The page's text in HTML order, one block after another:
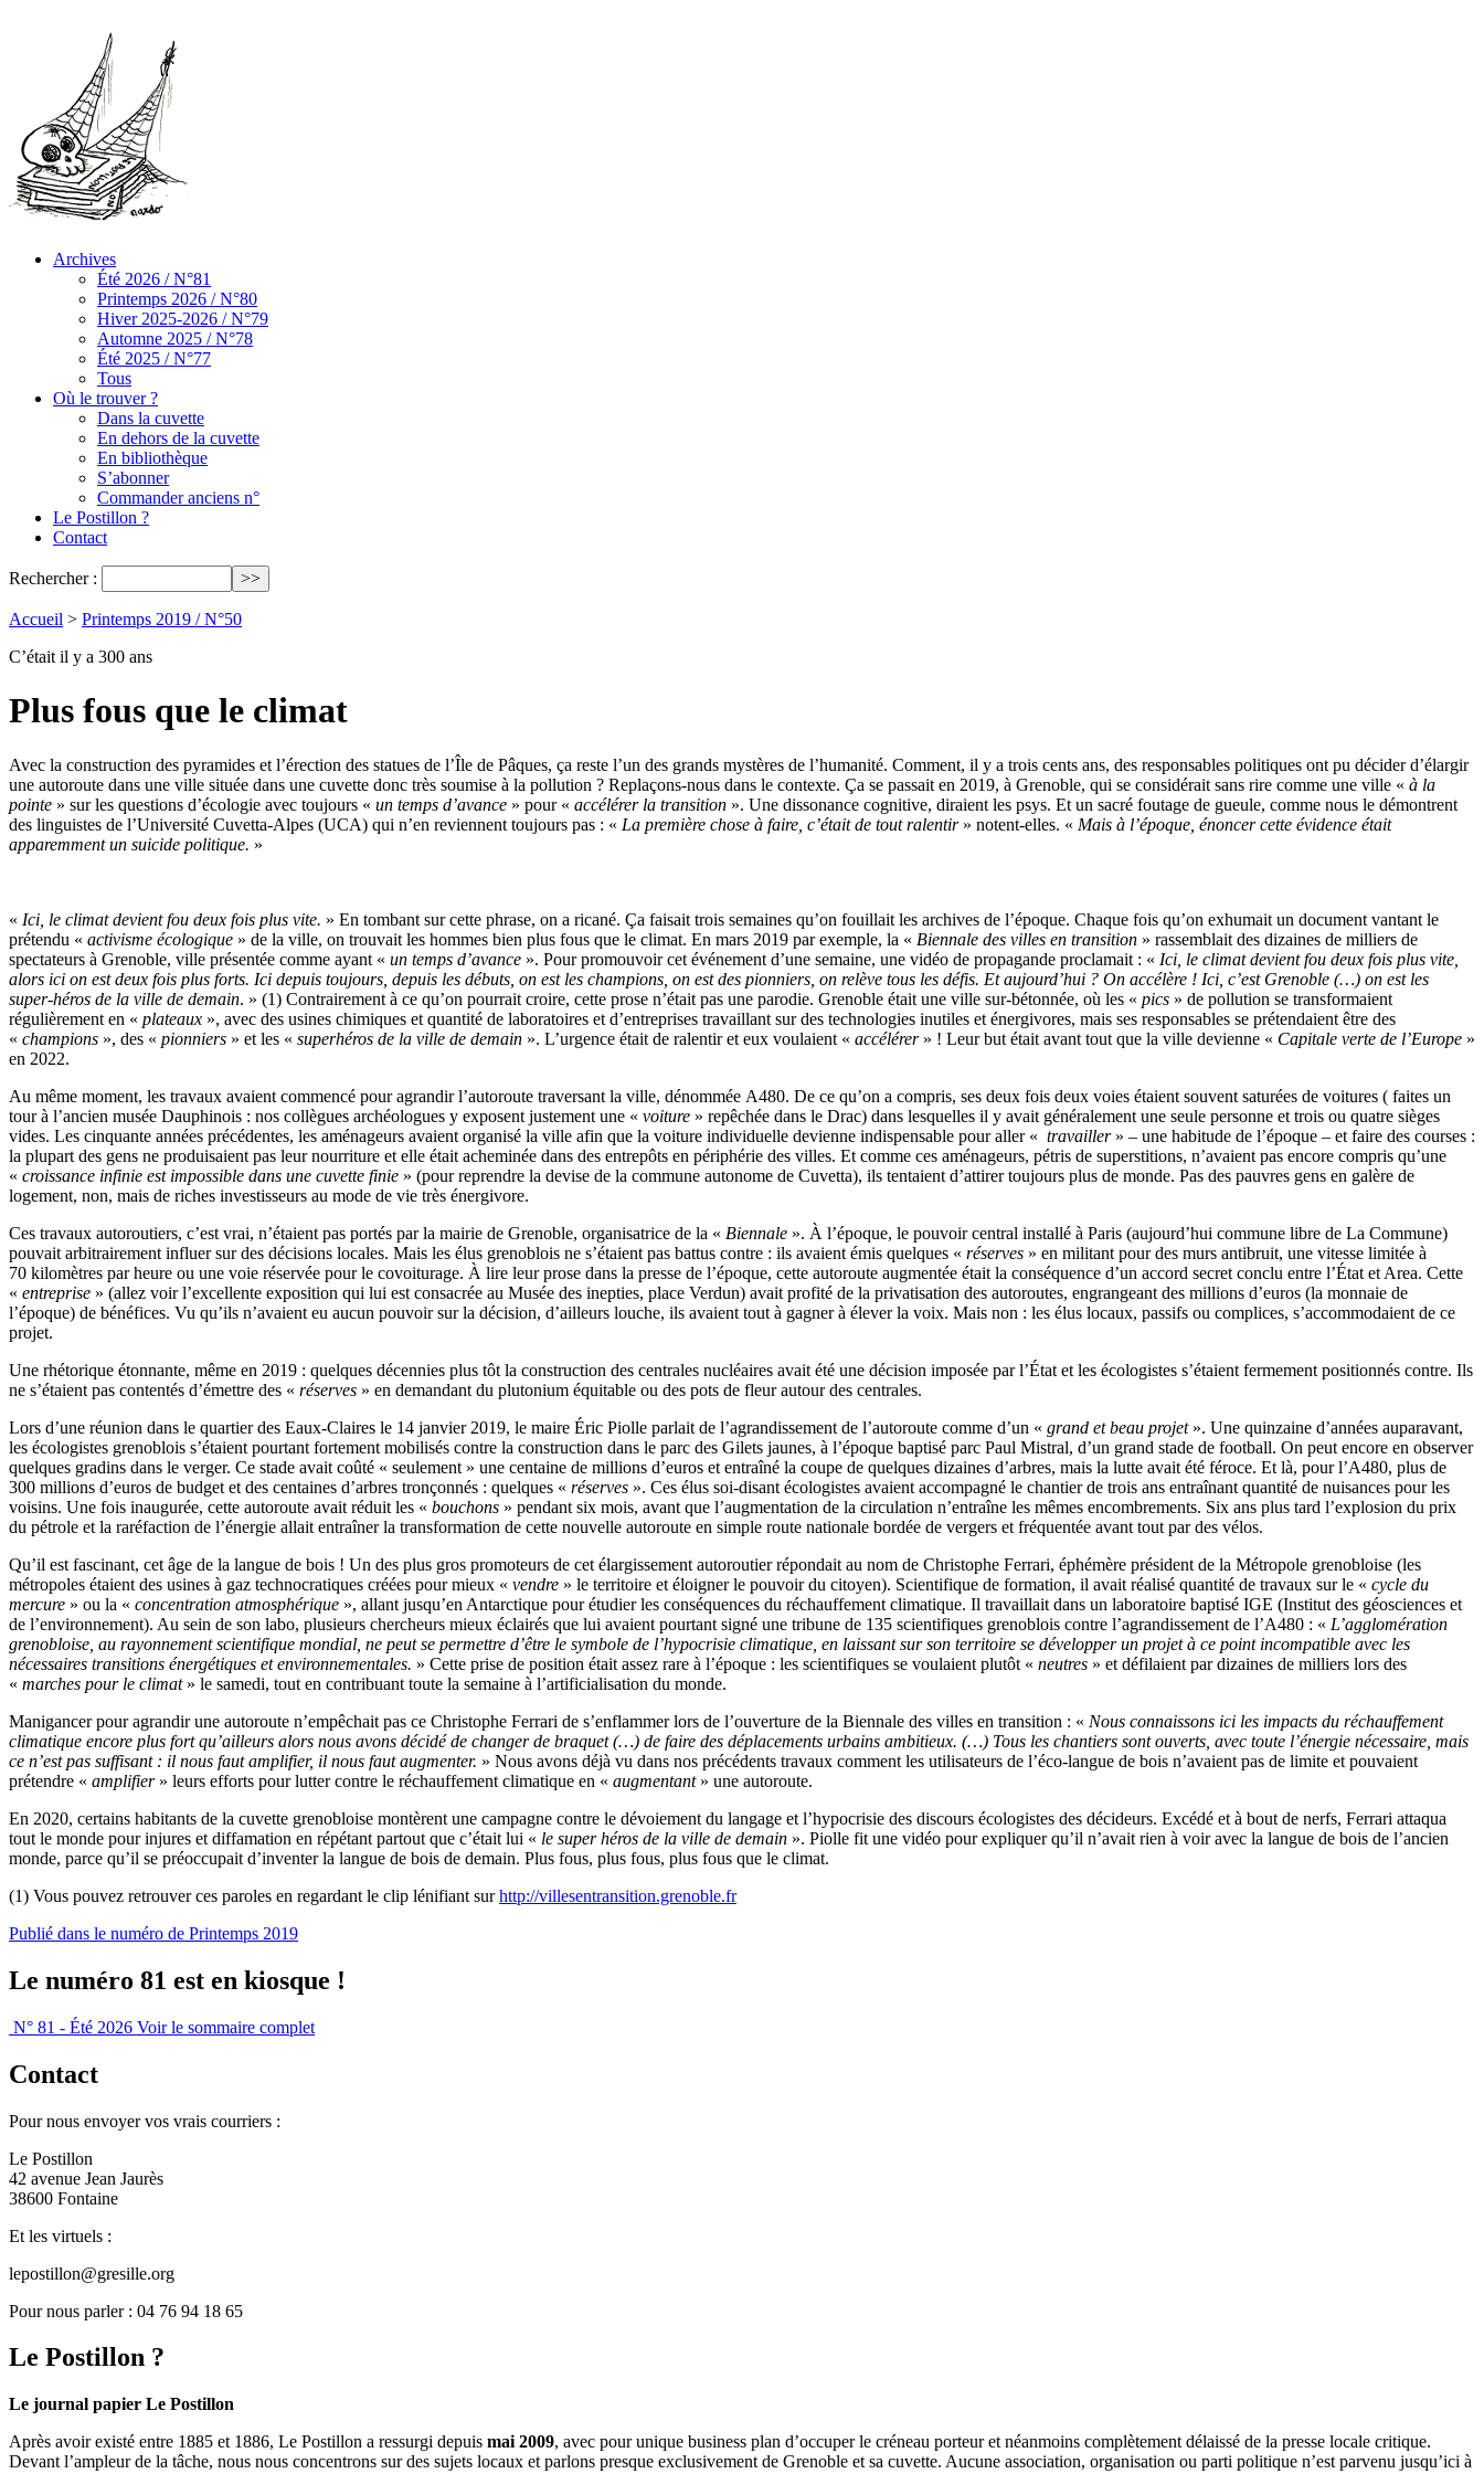
Archives
Été 2026 / N°81
Printemps 2026 / N°80
Hiver 2025-2026 / N°79
Automne 2025 / N°78
Été 2025 / N°77
Tous
Où le trouver ?
Dans la cuvette
En dehors de la cuvette
En bibliothèque
S’abonner
Commander anciens n°
Le Postillon ?
Contact
Rechercher :
Accueil > Printemps 2019 / N°50
C’était il y a 300 ans
Plus fous que le climat
Avec la construction des pyramides et l’érection des statues de l’Île de Pâques, ça reste l’un des grands mystères de l’humanité. Comment, il y a trois cents ans, des responsables politiques ont pu décider d’élargir
une autoroute dans une ville située dans une cuvette donc très soumise à la pollution ? Replaçons-nous dans le contexte. Ça se passait en 2019, à Grenoble, qui se considérait sans rire comme une ville « à la
pointe » sur les questions d’écologie avec toujours « un temps d’avance » pour « accélérer la transition ». Une dissonance cognitive, diraient les psys. Et un sacré foutage de gueule, comme nous le démontrent
des linguistes de l’Université Cuvetta-Alpes (UCA) qui n’en reviennent toujours pas : « La première chose à faire, c’était de tout ralentir» notent-elles. « Mais à l’époque, énoncer cette évidence était
apparemment un suicide politique. »
« Ici, le climat devient fou deux fois plus vite. » En tombant sur cette phrase, on a ricané. Ça faisait trois semaines qu’on fouillait les archives de l’époque. Chaque fois qu’on exhumait un document vantant le
prétendu « activisme écologique » de la ville, on trouvait les hommes bien plus fous que le climat. En mars 2019 par exemple, la « Biennale des villes en transition » rassemblait des dizaines de milliers de
spectateurs à Grenoble, ville présentée comme ayant « un temps d’avance ». Pour promouvoir cet événement d’une semaine, une vidéo de propagande proclamait : « Ici, le climat devient fou deux fois plus vite,
alors ici on est deux fois plus forts. Ici depuis toujours, depuis les débuts, on est les champions, on est des pionniers, on relève tous les défis. Et aujourd’hui ? On accélère ! Ici, c’est Grenoble (…) on est les
super-héros de la ville de demain. » (1) Contrairement à ce qu’on pourrait croire, cette prose n’était pas une parodie. Grenoble était une ville sur‑bétonnée, où les « pics » de pollution se transformaient
régulièrement en « plateaux », avec des usines chimiques et quantité de laboratoires et d’entreprises travaillant sur des technologies inutiles et énergivores, mais ses responsables se prétendaient être des
« champions », des « pionniers » et les « superhéros de la ville de demain ». L’urgence était de ralentir et eux voulaient « accélérer» ! Leur but était avant tout que la ville devienne « Capitale verte de l’Europe »
en 2022.
Au même moment, les travaux avaient commencé pour agrandir l’autoroute traversant la ville, dénommée A480. De ce qu’on a compris, ses deux fois deux voies étaient souvent saturées de voitures ( faites un
tour à l’ancien musée Dauphinois : nos collègues archéologues y exposent justement une « voiture » repêchée dans le Drac) dans lesquelles il y avait généralement une seule personne et trois ou quatre sièges
vides. Les cinquante années précédentes, les aménageurs avaient organisé la ville afin que la voiture individuelle devienne indispensable pour aller « travailler» – une habitude de l’époque – et faire des courses :
la plupart des gens ne produisaient pas leur nourriture et elle était acheminée dans des entrepôts en périphérie des villes. Et comme ces aménageurs, pétris de superstitions, n’avaient pas encore compris qu’une
« croissance infinie est impossible dans une cuvette finie » (pour reprendre la devise de la commune autonome de Cuvetta), ils tentaient d’attirer toujours plus de monde. Pas des pauvres gens en galère de
logement, non, mais de riches investisseurs au mode de vie très énergivore.
Ces travaux autoroutiers, c’est vrai, n’étaient pas portés par la mairie de Grenoble, organisatrice de la « Biennale ». À l’époque, le pouvoir central installé à Paris (aujourd’hui commune libre de La Commune)
pouvait arbitrairement influer sur des décisions locales. Mais les élus grenoblois ne s’étaient pas battus contre : ils avaient émis quelques « réserves » en militant pour des murs antibruit, une vitesse limitée à
70 kilomètres par heure ou une voie réservée pour le covoiturage. À lire leur prose dans la presse de l’époque, cette autoroute augmentée était la conséquence d’un accord secret conclu entre l’État et Area. Cette
« entreprise » (allez voir l’excellente exposition qui lui est consacrée au Musée des inepties, place Verdun) avait profité de la privatisation des autoroutes, engrangeant des millions d’euros (la monnaie de
l’époque) de bénéfices. Vu qu’ils n’avaient eu aucun pouvoir sur la décision, d’ailleurs louche, ils avaient tout à gagner à élever la voix. Mais non : les élus locaux, passifs ou complices, s’accommodaient de ce
projet.
Une rhétorique étonnante, même en 2019 : quelques décennies plus tôt la construction des centrales nucléaires avait été une décision imposée par l’État et les écologistes s’étaient fermement positionnés contre. Ils
ne s’étaient pas contentés d’émettre des « réserves » en demandant du plutonium équitable ou des pots de fleur autour des centrales.
Lors d’une réunion dans le quartier des Eaux-Claires le 14 janvier 2019, le maire Éric Piolle parlait de l’agrandissement de l’autoroute comme d’un « grand et beau projet». Une quinzaine d’années auparavant,
les écologistes grenoblois s’étaient pourtant fortement mobilisés contre la construction dans le parc des Gilets jaunes, à l’époque baptisé parc Paul Mistral, d’un grand stade de football. On peut encore en observer
quelques gradins dans le verger. Ce stade avait coûté « seulement » une centaine de millions d’euros et entraîné la coupe de quelques dizaines d’arbres, mais la lutte avait été féroce. Et là, pour l’A480, plus de
300 millions d’euros de budget et des centaines d’arbres tronçonnés : quelques « réserves ». Ces élus soi-disant écologistes avaient accompagné le chantier de trois ans entraînant quantité de nuisances pour les
voisins. Une fois inaugurée, cette autoroute avait réduit les « bouchons » pendant six mois, avant que l’augmentation de la circulation n’entraîne les mêmes encombrements. Six ans plus tard l’explosion du prix
du pétrole et la raréfaction de l’énergie allait entraîner la transformation de cette nouvelle autoroute en simple route nationale bordée de vergers et fréquentée avant tout par des vélos.
Qu’il est fascinant, cet âge de la langue de bois ! Un des plus gros promoteurs de cet élargissement autoroutier répondait au nom de Christophe Ferrari, éphémère président de la Métropole grenobloise (les
métropoles étaient des usines à gaz technocratiques créées pour mieux « vendre » le territoire et éloigner le pouvoir du citoyen). Scientifique de formation, il avait réalisé quantité de travaux sur le « cycle du
mercure » ou la « concentration atmosphérique », allant jusqu’en Antarctique pour étudier les conséquences du réchauffement climatique. Il travaillait dans un laboratoire baptisé IGE (Institut des géosciences et
de l’environnement). Au sein de son labo, plusieurs chercheurs mieux éclairés que lui avaient pourtant signé une tribune de 135 scientifiques grenoblois contre l’agrandissement de l’A480 : « L’agglomération
grenobloise, au rayonnement scientifique mondial, ne peut se permettre d’être le symbole de l’hypocrisie climatique, en laissant sur son territoire se développer un projet à ce point incompatible avec les
nécessaires transitions énergétiques et environnementales. » Cette prise de position était assez rare à l’époque : les scientifiques se voulaient plutôt « neutres » et défilaient par dizaines de milliers lors des
« marches pour le climat» le samedi, tout en contribuant toute la semaine à l’artificialisation du monde.
Manigancer pour agrandir une autoroute n’empêchait pas ce Christophe Ferrari de s’enflammer lors de l’ouverture de la Biennale des villes en transition : « Nous connaissons ici les impacts du réchauffement
climatique encore plus fort qu’ailleurs alors nous avons décidé de changer de braquet (…) de faire des déplacements urbains ambitieux. (…) Tous les chantiers sont ouverts, avec toute l’énergie nécessaire, mais
ce n’est pas suffisant : il nous faut amplifier, il nous faut augmenter. » Nous avons déjà vu dans nos précédents travaux comment les utilisateurs de l’éco-langue de bois n’avaient pas de limite et pouvaient
prétendre « amplifier» leurs efforts pour lutter contre le réchauffement climatique en « augmentant» une autoroute.
En 2020, certains habitants de la cuvette grenobloise montèrent une campagne contre le dévoiement du langage et l’hypocrisie des discours écologistes des décideurs. Excédé et à bout de nerfs, Ferrari attaqua
tout le monde pour injures et diffamation en répétant partout que c’était lui « le super héros de la ville de demain ». Piolle fit une vidéo pour expliquer qu’il n’avait rien à voir avec la langue de bois de l’ancien
monde, parce qu’il se préoccupait d’inventer la langue de bois de demain. Plus fous, plus fous, plus fous que le climat.
(1) Vous pouvez retrouver ces paroles en regardant le clip lénifiant surhttp://villesentransition.grenoble.fr
Publié dans le numéro de Printemps 2019
Le numéro 81 est en kiosque !
N° 81 - Été 2026 Voir le sommaire complet
Contact
Pour nous envoyer vos vrais courriers :
Le Postillon
42 avenue Jean Jaurès
38600 Fontaine
Et les virtuels :
lepostillon@gresille.org
Pour nous parler : 04 76 94 18 65
Le Postillon ?
Le journal papier Le Postillon
Après avoir existé entre 1885 et 1886, Le Postillon a ressurgi depuis mai 2009, avec pour unique business plan d’occuper le créneau porteur et néanmoins complètement délaissé de la presse locale critique.
Devant l’ampleur de la tâche, nous nous concentrons sur des sujets locaux et parlons presque exclusivement de Grenoble et sa cuvette. Aucune association, organisation ou parti politique n’est parvenu jusqu’ici à